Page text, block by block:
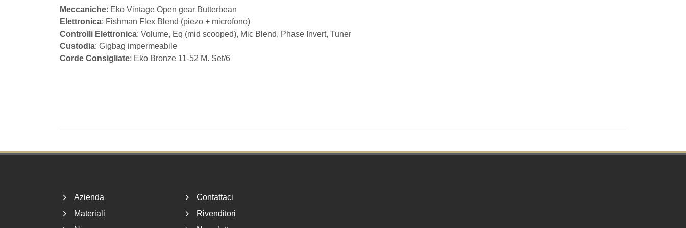
Meccaniche: Eko Vintage Open gear Butterbean
Elettronica: Fishman Flex Blend (piezo + microfono)
Controlli Elettronica: Volume, Eq (mid scooped), Mic Blend, Phase Invert, Tuner
Custodia: Gigbag impermeabile
Corde Consigliate: Eko Bronze 11-52 M. Set/6
Azienda
Materiali
Contattaci
Rivenditori